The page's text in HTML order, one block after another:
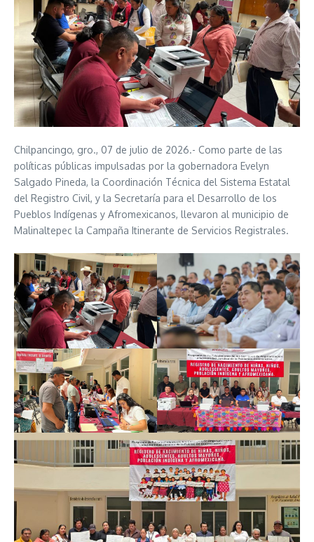
Chilpancingo, gro., 07 de julio de 2026.- Como parte de las
políticas públicas impulsadas por la gobernadora Evelyn
Salgado Pineda, la Coordinación Técnica del Sistema Estatal
del Registro Civil, y la Secretaría para el Desarrollo de los
Pueblos Indígenas y Afromexicanos, llevaron al municipio de
Malinaltepec la Campaña Itinerante de Servicios Registrales.